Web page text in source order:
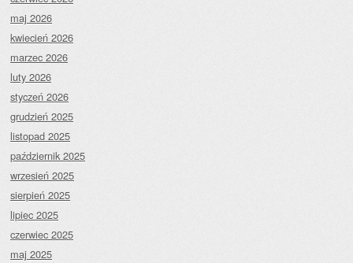
maj 2026
kwiecień 2026
marzec 2026
luty 2026
styczeń 2026
grudzień 2025
listopad 2025
październik 2025
wrzesień 2025
sierpień 2025
lipiec 2025
czerwiec 2025
maj 2025